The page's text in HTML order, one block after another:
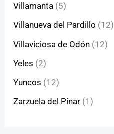
Villamanta (5)
Villanueva del Pardillo (12)
Villaviciosa de Odón (12)
Yeles (2)
Yuncos (12)
Zarzuela del Pinar (1)